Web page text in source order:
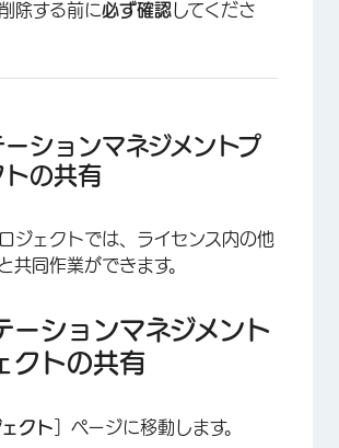
除する前に必ず確認してくださ
ーションマネジメントプ
トの共有
ジェクトでは、ライセンス内の他
共同作業ができます。
ーションマネジメント
クトの共有
クト ］ページに移動します。